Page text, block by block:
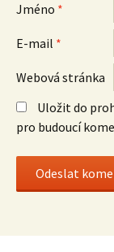
Jméno *
E-mail *
Webová stránka
Uložit do
pro budoucí